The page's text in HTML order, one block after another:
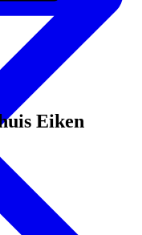
Eiken